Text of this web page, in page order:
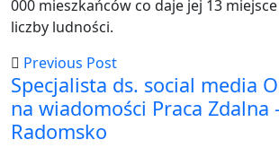
000 mieszkańców co daje jej 13
liczby ludności.
Previous Post
Specjalista ds. social media
na wiadomości Praca Zdalna
Radomsko